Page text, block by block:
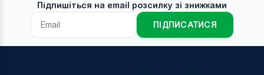
Підпишіться на email розсилку зі знижками
ПІДПИСАТИСЯ